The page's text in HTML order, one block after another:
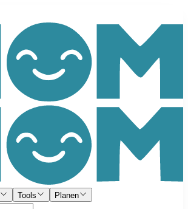
Tools Planen